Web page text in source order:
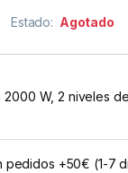
Estado: Agotado
W, 2 niveles
pedidos +50€ (1-7